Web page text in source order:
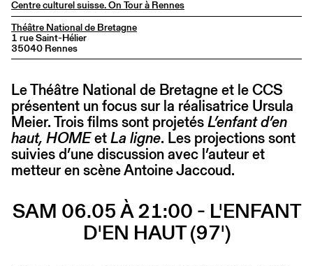
Centre culturel suisse. On Tour à Rennes
Théâtre National de Bretagne
1 rue Saint-Hélier
35040 Rennes
Le Théâtre National de Bretagne et le CCS
présentent un focus sur la réalisatrice Ursula
Meier. Trois films sont projetésL’enfant d’en
haut, HOMEetLa ligne. Les projections sont
suivies d’une discussion avec l’auteur et
metteur en scène Antoine Jaccoud.
SAM 06.05 À 21:00 - L'ENFANT
D'EN HAUT (97')